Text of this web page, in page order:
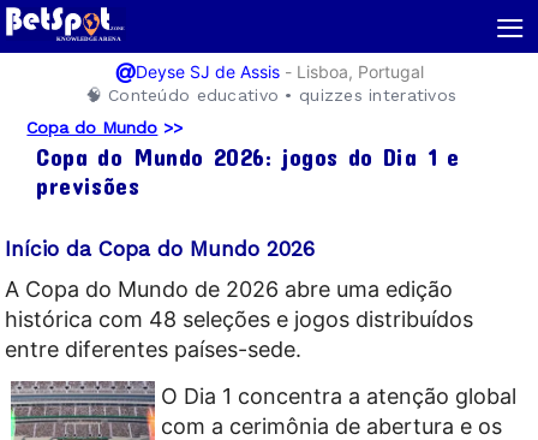
≡
@Deyse SJ de Assis- Lisboa, Portugal
🧠 Conteúdo educativo • quizzes interativos
Copa do Mundo >>
Copa do Mundo 2026: jogos do Dia 1 e
previsões
Início da Copa do Mundo 2026
A Copa do Mundo de 2026 abre uma edição
histórica com 48 seleções e jogos distribuídos
entre diferentes países-sede.
O Dia 1 concentra a atenção global
com a cerimônia de abertura e os